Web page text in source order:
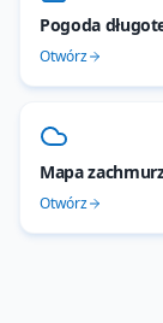
Pogoda
Otwórz
Mapa
Otwórz